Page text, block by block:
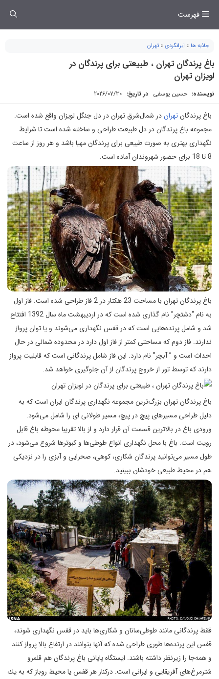
فهرست
جاذبه ها » ایرانگردی » تهران
باغ پرندگان تهران ، طبیعتی برای پرندگان در
لویزان تهران
نویسنده: حسین یوسفی در تاریخ: 2026/07/30
باغ پرندگانتهراندر شمال‌شرق تهران در دل جنگل لویزان واقع شده است.
مجموعه باغ پرندگان در دل طبیعت طراحی و ساخته شده است تا شرایط
نگهداری بهتری به صورت طبیعی برای پرندگان مهیا باشد و هر روز از ساعت
8 تا 18 برای حضور شهروندان آماده است.
باغ پرندگان تهران با مساحت 23 هکتار در 2 فاز طراحی شده است. فاز اول
به نام “دشتچر” نام گذاری شده است که در اردیبهشت ماه سال 1392 افتتاح
شد و شامل پرنده‌هایی است که در قفس نگهداری می‌شوند و یا توان پرواز
ندارند. فاز دوم که مساحتی کمتر از فاز اول دارد در محدوده شمالی در حال
احداث است و ” آبچر” نام دارد. این فاز شامل پرندگانی است که قابلیت پرواز
دارند که توسط تور از خروج پرندگان از آن جلوگیری خواهد شد.
باغ پرندگان تهران بزرگ‌ترین مجموعه نگهداری پرندگان ایران است که به
دلیل طراحی مسیرهای پیچ در پیچ، مسیر طولانی ای را شامل می‌شود.
ورودی باغ در بالاترین قسمت آن قرار دارد و از بالا تقریبا محوطه باغ قابل
رویت است. باغ با محل نگهداری انواع طوطی‌ها و كبوترها شروع می‌شود، در
طول مسیر می‌توانید پرندگان شكاری، كوهی، صحرایی و آبزی را در نزدیكی
هم در محیط طبیعی خودشان ببینید.
فقط پرندگانی مانند طوطی‌سانان و شكاری‌ها باید در قفس نگهداری شوند،
قفس این پرنده‌ها طوری طراحی شده كه آنها بتوانند در ارتفاع بالا پرواز كنند
و همه‌جا را زیرنظر داشته باشند. ایستگاه پایانی باغ پرندگان هم قلمرو
شترمرغ‌های آفریقایی و ایرانی است. در‌كنار هر قفس یا محیط روباز كه به یك